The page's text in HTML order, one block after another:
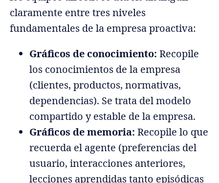
claramente entre tres niveles
fundamentales de la empresa proactiva:
Gráficos de conocimiento: Recopile
los conocimientos de la empresa
(clientes, productos, normativas,
dependencias). Se trata del modelo
compartido y estable de la empresa.
Gráficos de memoria: Recopile lo que
recuerda el agente (preferencias del
usuario, interacciones anteriores,
lecciones aprendidas tanto episódicas